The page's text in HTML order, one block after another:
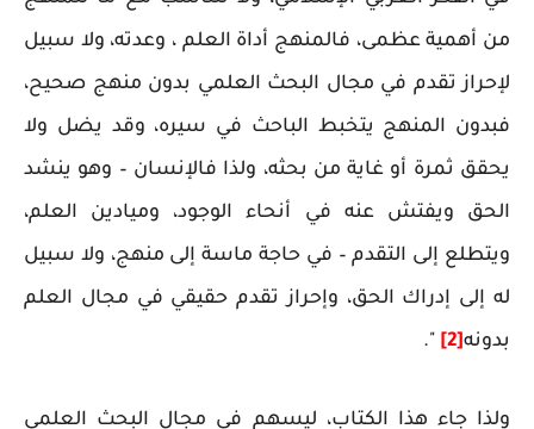
من أهمية عظمى، فالمنهج أداة العلم ، وعدته، ولا سبيل
لإحراز تقدم في مجال البحث العلمي بدون منهج صحيح،
فبدون المنهج يتخبط الباحث في سيره، وقد يضل ولا
يحقق ثمرة أو غاية من بحثه، ولذا فالإنسان – وهو ينشد
الحق ويفتش عنه في أنحاء الوجود، وميادين العلم،
ويتطلع إلى التقدم – في حاجة ماسة إلى منهج، ولا سبيل
له إلى إدراك الحق، وإحراز تقدم حقيقي في مجال العلم
بدونه[2]
".
ولذا جاء هذا الكتاب، ليسهم في مجال البحث العلمي